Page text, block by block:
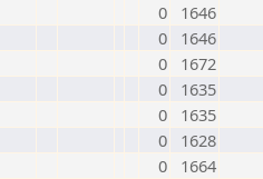
0
1646
0
1646
0
1672
0
1635
0
1635
0
1628
0
1664